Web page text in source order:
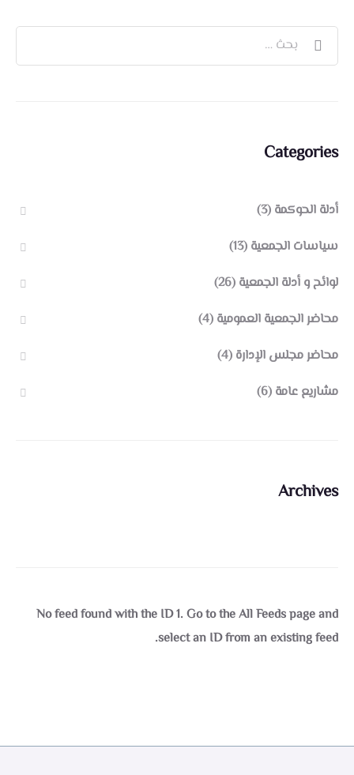
Categories
أدلة الحوكمة (3)
سياسات الجمعية (13)
لوائح و أدلة الجمعية (26)
محاضر الجمعية العمومية (4)
محاضر مجلس الإدارة (4)
مشاريع عامة (6)
Archives
No feed found with the ID 1. Go to theAll Feeds pageand
select an ID from an existing feed.